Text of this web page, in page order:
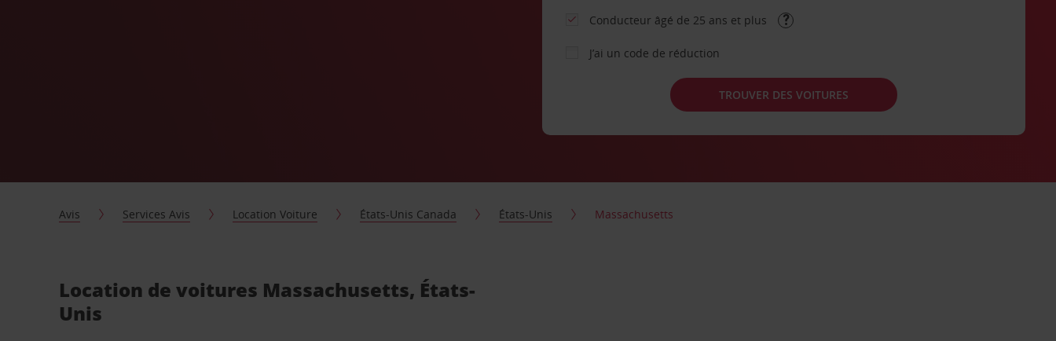
Conducteur âgé de 25 ans et plus
J’ai un code de réduction
TROUVER DES VOITURES
Avis Services Avis Location Voiture États-Unis Canada États-Unis Massachusetts
Location de voitures Massachusetts, États-
Unis